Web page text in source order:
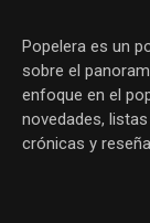
Popelera es un
sobre el
enfoque en el
novedades,
crónicas y